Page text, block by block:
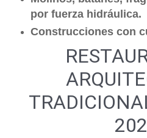
por fuerza hidráulica.
Construcciones con